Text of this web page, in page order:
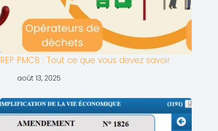
REP PMCB : Tout ce que vous devez savoir
août 13, 2025